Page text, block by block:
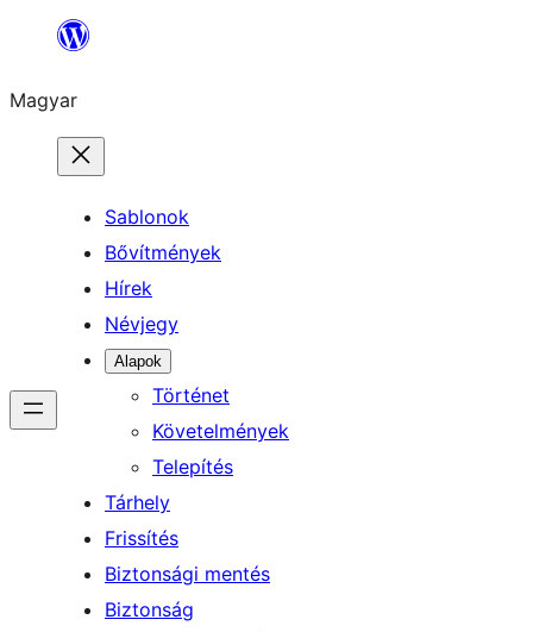
Ugrás
tartalomhoz
Magyar
Sablonok
Bővítmények
Hírek
Névjegy
Alapok
Történet
Követelmények
Telepítés
Tárhely
Frissítés
Biztonsági mentés
Biztonság